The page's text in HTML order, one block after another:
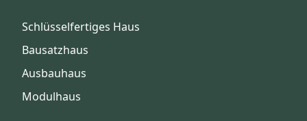
Schlüsselfertiges Haus
Bausatzhaus
Ausbauhaus
Modulhaus